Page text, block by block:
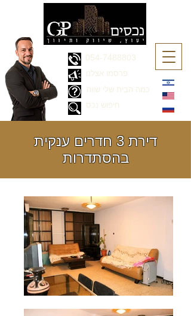
054-7488803
כמה הבית שלי שווה
פרסמו אצלנו
חיפוש נכס
דירת 3 חדרים ענקית
בהסתדרות